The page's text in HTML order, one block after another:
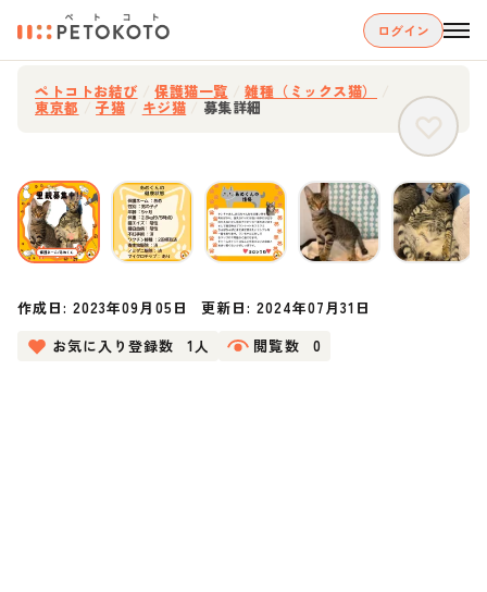
ログイン
ペトコトお結び 保護猫一覧 雑種（ミックス猫）
東京都 子猫 キジ猫 募集詳細
作成日:2023年09月05日 更新日: 2024年07月31日
お気に入り登録数
1人 閲覧数 0